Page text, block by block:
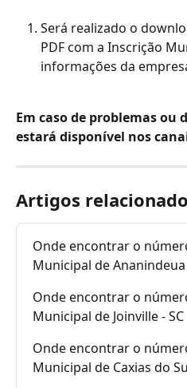
Será realizado o
PDF com a Inscrição
informações da
Em caso de problemas ou
estará disponível nos
Artigos
Onde encontrar o
Municipal de Ananindeua
Onde encontrar o
Municipal de Joinville - SC
Onde encontrar o
Municipal de Caxias do